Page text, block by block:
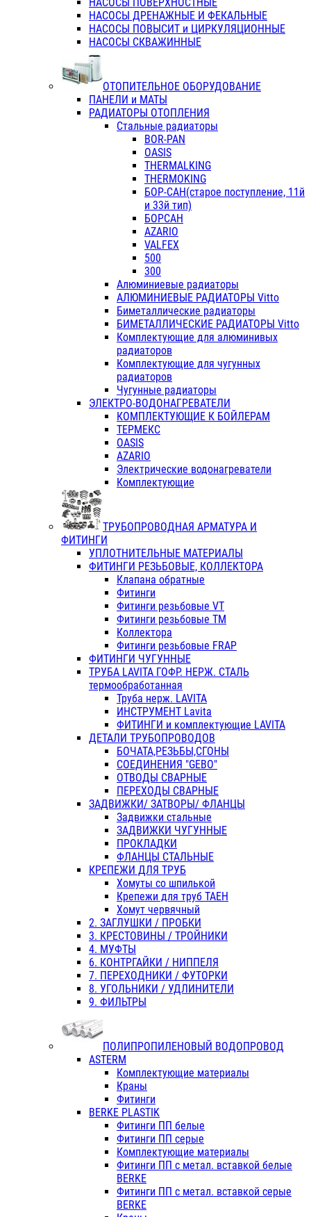
НАСОСЫ ДРЕНАЖНЫЕ И ФЕКАЛЬНЫЕ
НАСОСЫ ПОВЫСИТ и ЦИРКУЛЯЦИОННЫЕ
НАСОСЫ СКВАЖИННЫЕ
ОТОПИТЕЛЬНОЕ ОБОРУДОВАНИЕ
ПАНЕЛИ и МАТЫ
РАДИАТОРЫ ОТОПЛЕНИЯ
Стальные радиаторы
BOR-PAN
OASIS
THERMALKING
THERMOKING
БОР-САН(старое поступление, 11й
и 33й тип)
БОРСАН
AZARIO
VALFEX
500
300
Алюминиевые радиаторы
АЛЮМИНИЕВЫЕ РАДИАТОРЫ Vitto
Биметаллические радиаторы
БИМЕТАЛЛИЧЕСКИЕ РАДИАТОРЫ Vitto
Комплектующие для алюминивых
радиаторов
Комплектующие для чугунных
радиаторов
Чугунные радиаторы
ЭЛЕКТРО-ВОДОНАГРЕВАТЕЛИ
КОМПЛЕКТУЮЩИЕ К БОЙЛЕРАМ
ТЕРМЕКС
OASIS
AZARIO
Электрические водонагреватели
Комплектующие
ТРУБОПРОВОДНАЯ АРМАТУРА И
ФИТИНГИ
УПЛОТНИТЕЛЬНЫЕ МАТЕРИАЛЫ
ФИТИНГИ РЕЗЬБОВЫЕ, КОЛЛЕКТОРА
Клапана обратные
Фитинги
Фитинги резьбовые VT
Фитинги резьбовые ТМ
Коллектора
Фитинги резьбовые FRAP
ФИТИНГИ ЧУГУННЫЕ
ТРУБА LAVITA ГОФР. НЕРЖ. СТАЛЬ
термообработанная
Труба нерж. LAVITA
ИНСТРУМЕНТ Lavita
ФИТИНГИ и комплектующие LAVITA
ДЕТАЛИ ТРУБОПРОВОДОВ
БОЧАТА,РЕЗЬБЫ,СГОНЫ
СОЕДИНЕНИЯ "GEBO"
ОТВОДЫ СВАРНЫЕ
ПЕРЕХОДЫ СВАРНЫЕ
ЗАДВИЖКИ/ ЗАТВОРЫ/ ФЛАНЦЫ
Задвижки стальные
ЗАДВИЖКИ ЧУГУННЫЕ
ПРОКЛАДКИ
ФЛАНЦЫ СТАЛЬНЫЕ
КРЕПЕЖИ ДЛЯ ТРУБ
Хомуты со шпилькой
Крепежи для труб ТАЕН
Хомут червячный
2. ЗАГЛУШКИ / ПРОБКИ
3. КРЕСТОВИНЫ / ТРОЙНИКИ
4. МУФТЫ
6. КОНТРГАЙКИ / НИППЕЛЯ
7. ПЕРЕХОДНИКИ / ФУТОРКИ
8. УГОЛЬНИКИ / УДЛИНИТЕЛИ
9. ФИЛЬТРЫ
ПОЛИПРОПИЛЕНОВЫЙ ВОДОПРОВОД
ASTERM
Комплектующие материалы
Краны
Фитинги
BERKE PLASTIK
Фитинги ПП белые
Фитинги ПП серые
Комплектующие материалы
Фитинги ПП с метал. вставкой белые
BERKE
Фитинги ПП с метал. вставкой серые
BERKE